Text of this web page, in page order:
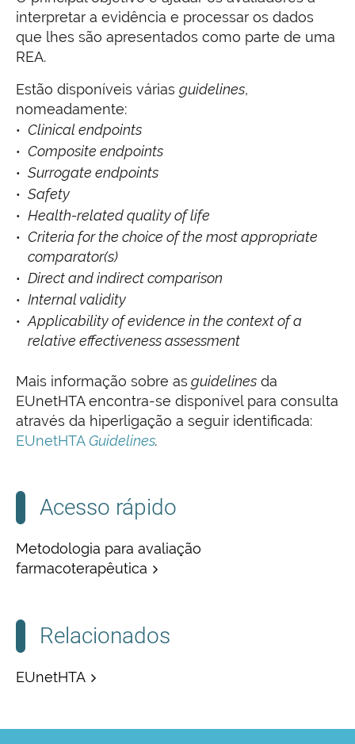
interpretar a evidência e processar os dados
que lhes são apresentados como parte de uma
REA.
Estão disponíveis várias guidelines,
nomeadamente:
Clinical endpoints
Composite endpoints
Surrogate endpoints
Safety
Health-related quality of life
Criteria for the choice of the most appropriate
comparator(s)
Direct and indirect comparison
Internal validity
Applicability of evidence in the context of a
relative effectiveness assessment
Mais informação sobre as guidelines da
EUnetHTA encontra-se disponível para consulta
através da hiperligação a seguir identificada:
EUnetHTAGuidelines.
Acesso rápido
Metodologia para avaliação
farmacoterapêutica
Relacionados
EUnetHTA